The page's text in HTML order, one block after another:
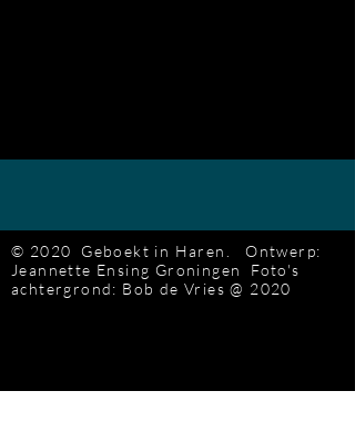
© 2020 Geboekt in Haren.Ontwerp:
Jeannette Ensing Groningen Foto's
achtergrond: Bob de Vries@ 2020